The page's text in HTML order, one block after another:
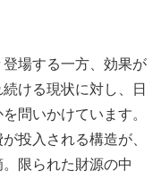
場する一方、効果が
ける現状に対し、日
問いかけています。
投入される構造が、
限られた財源の中